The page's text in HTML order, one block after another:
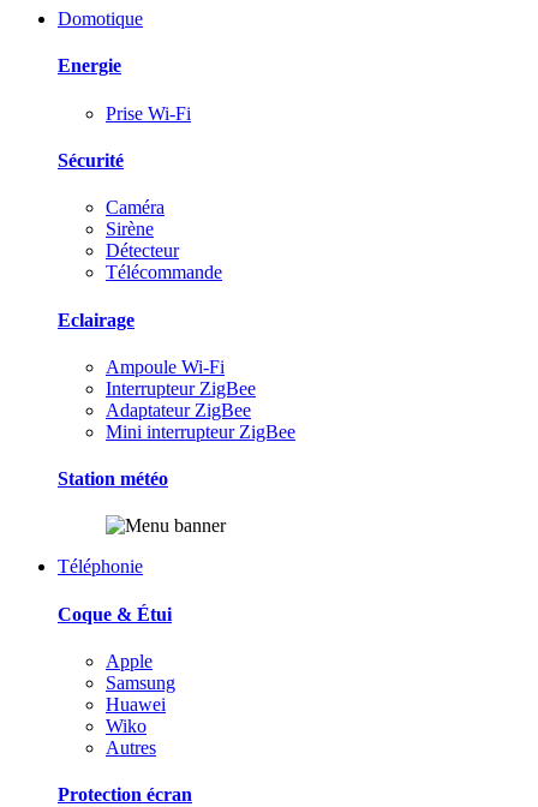
Domotique
Energie
Prise Wi-Fi
Sécurité
Caméra
Sirène
Détecteur
Télécommande
Eclairage
Ampoule Wi-Fi
Interrupteur ZigBee
Adaptateur ZigBee
Mini interrupteur ZigBee
Station météo
Téléphonie
Coque & Étui
Apple
Samsung
Huawei
Wiko
Autres
Protection écran